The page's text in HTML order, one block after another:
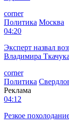
corner
Политика Москва
04:20
Эксперт назвал
Владимира Ткачука
corner
Политика
Реклама
04:12
Резкое